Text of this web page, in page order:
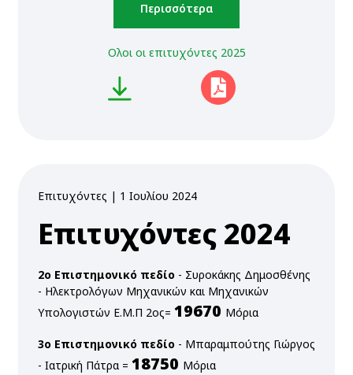
Περισσότερα
Ολοι οι επιτυχόντες 2025
Επιτυχόντες | 1 Ιουλίου 2024
Επιτυχόντες 2024
2ο Επιστημονικό πεδίο - Συροκάκης Δημοσθένης
- Ηλεκτρολόγων Μηχανικών και Μηχανικών
Υπολογιστών Ε.Μ.Π 2ος= 19670 Μόρια
3ο Επιστημονικό πεδίο - Μπαραμπούτης Γιώργος
- Ιατρική Πάτρα = 18750 Μόρια